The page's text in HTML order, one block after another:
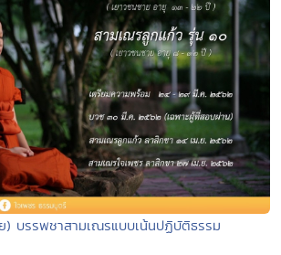
ย) บรรพชาสามเณรแบบเน้นปฏิบัติธรรม